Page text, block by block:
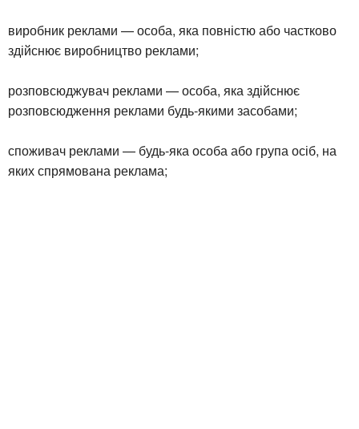
виробник реклами — особа, яка повністю або частково
здійснює виробництво реклами;
розповсюджувач реклами — особа, яка здійснює
розповсюдження реклами будь-якими засобами;
споживач реклами — будь-яка особа або група осіб, на
яких спрямована реклама;